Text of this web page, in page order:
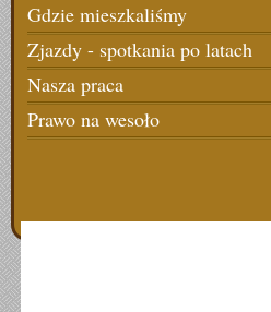
Gdzie mieszkaliśmy
Zjazdy - spotkania po latach
Nasza praca
Prawo na wesoło